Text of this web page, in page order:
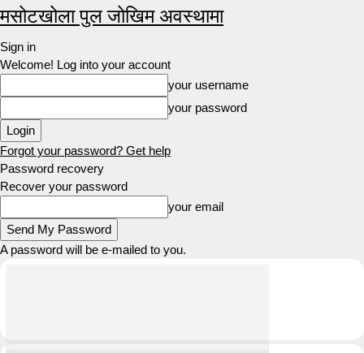
मसोटखोला पुल जोखिम अवस्थामा
Sign in
Welcome! Log into your account
your username
your password
Forgot your password? Get help
Password recovery
Recover your password
your email
A password will be e-mailed to you.